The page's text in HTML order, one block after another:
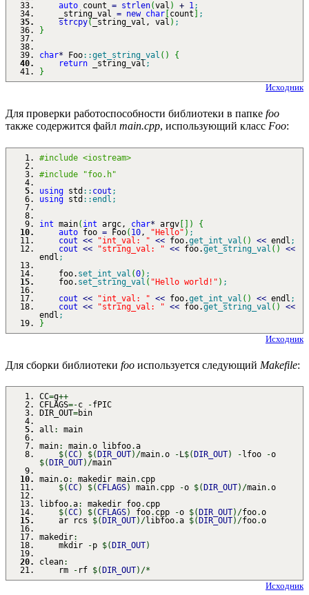
auto count = strlen(val ) + 1;
_string_val = new char count
;
strcpy( _string_val, val ) ;
}
char* Foo::get_string_val ( )
{
return _string_val ;
}
Исходник
Для проверки работоспособности библиотеки в папке foo
также содержится файл main.cpp, использующий класс Foo:
#include <iostream>
#include "foo.h"
using std :: cout ;
using std ::endl ;
int main( int argc, char* argv [ ] )
{
auto foo = Foo( 10 , "Hello" ) ;
cout << "int_val: " << foo.get_int_val ( ) << endl ;
cout << "string_val: " << foo.get_string_val ( )
<<
endl ;
foo. set_int_val (0) ;
foo. set_string_val ( "Hello world!" ) ;
cout << "int_val: " << foo.get_int_val ( ) << endl ;
cout << "string_val: " << foo.get_string_val ( )
<<
endl ;
}
Исходник
Для сборки библиотеки foo используется следующий Makefile:
CC=g++
CFLAGS=-c -fPIC
DIR_OUT=bin
all :
main
main: main.o libfoo.a
$(CC) $( DIR_OUT) /main.o - L$( DIR_OUT) - lfoo -o
$( DIR_OUT) /main
main.o: makedir main. cpp
$(CC) $(CFLAGS) main. cpp -o $( DIR_OUT) /main.o
libfoo.a: makedir foo. cpp
$(CC) $(CFLAGS) foo. cpp -o $( DIR_OUT) /foo.o
ar rcs $( DIR_OUT) /libfoo.a $( DIR_OUT) /foo.o
makedir:
mkdir
-p $( DIR_OUT)
clean:
rm
- rf $( DIR_OUT) /*
Исходник